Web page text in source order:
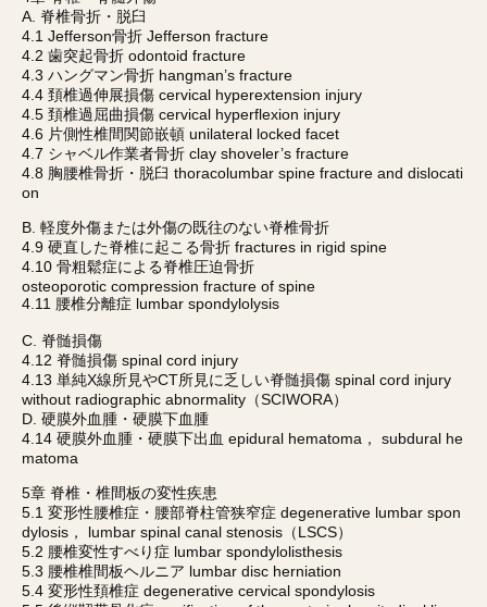
A. 脊椎骨折・脱臼
4.1 Jefferson骨折 Jefferson fracture
4.2 歯突起骨折 odontoid fracture
4.3 ハングマン骨折 hangman’s fracture
4.4 頚椎過伸展損傷 cervical hyperextension injury
4.5 頚椎過屈曲損傷 cervical hyperflexion injury
4.6 片側性椎間関節嵌頓 unilateral locked facet
4.7 シャベル作業者骨折 clay shoveler’s fracture
4.8 胸腰椎骨折・脱臼 thoracolumbar spine fracture and dislocati
on
B. 軽度外傷または外傷の既往のない脊椎骨折
4.9 硬直した脊椎に起こる骨折 fractures in rigid spine
4.10 骨粗鬆症による脊椎圧迫骨折
osteoporotic compression fracture of spine
4.11 腰椎分離症 lumbar spondylolysis
C. 脊髄損傷
4.12 脊髄損傷 spinal cord injury
4.13 単純X線所見やCT所見に乏しい脊髄損傷 spinal cord injury
without radiographic abnormality（SCIWORA）
D. 硬膜外血腫・硬膜下血腫
4.14 硬膜外血腫・硬膜下出血 epidural hematoma， subdural he
matoma
5章 脊椎・椎間板の変性疾患
5.1 変形性腰椎症・腰部脊柱管狭窄症 degenerative lumbar spon
dylosis， lumbar spinal canal stenosis（LSCS）
5.2 腰椎変性すべり症 lumbar spondylolisthesis
5.3 腰椎椎間板ヘルニア lumbar disc herniation
5.4 変形性頚椎症 degenerative cervical spondylosis